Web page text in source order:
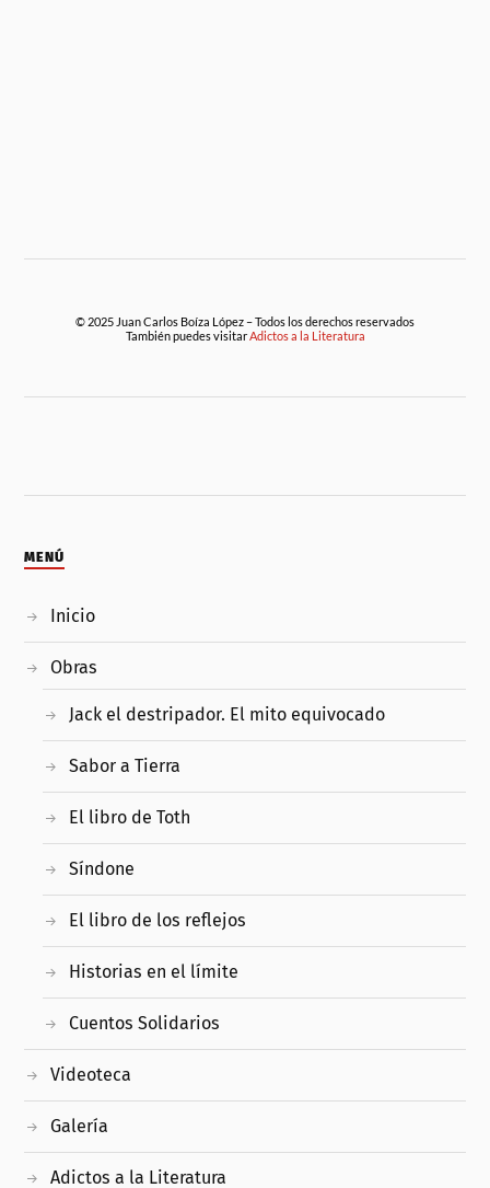
© 2025 Juan Carlos Boíza López – Todos los derechos reservados
También puedes visitarAdictos a la Literatura
MENÚ
Inicio
Obras
Jack el destripador. El mito equivocado
Sabor a Tierra
El libro de Toth
Síndone
El libro de los reflejos
Historias en el límite
Cuentos Solidarios
Videoteca
Galería
Adictos a la Literatura